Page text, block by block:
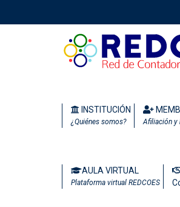
INSTITUCIÓN
¿Quiénes somos? Afiliación y
AULA VIRTUAL
Plataforma virtual REDCOES